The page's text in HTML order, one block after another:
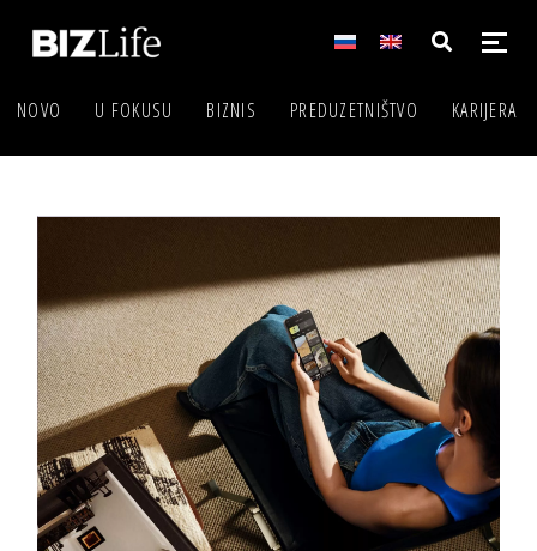
NOVO U FOKUSU BIZNIS PREDUZETNIŠTVO KARIJERA